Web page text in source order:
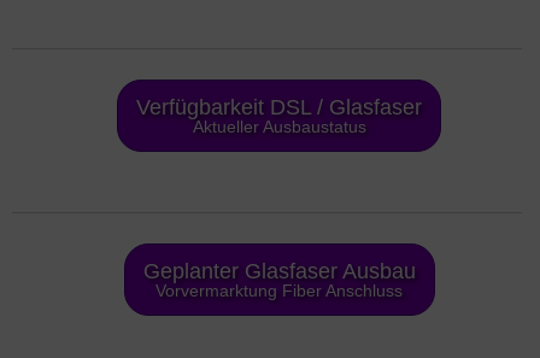
Verfügbarkeit DSL / Glasfaser
Aktueller Ausbaustatus
Geplanter Glasfaser Ausbau
Vorvermarktung Fiber Anschluss